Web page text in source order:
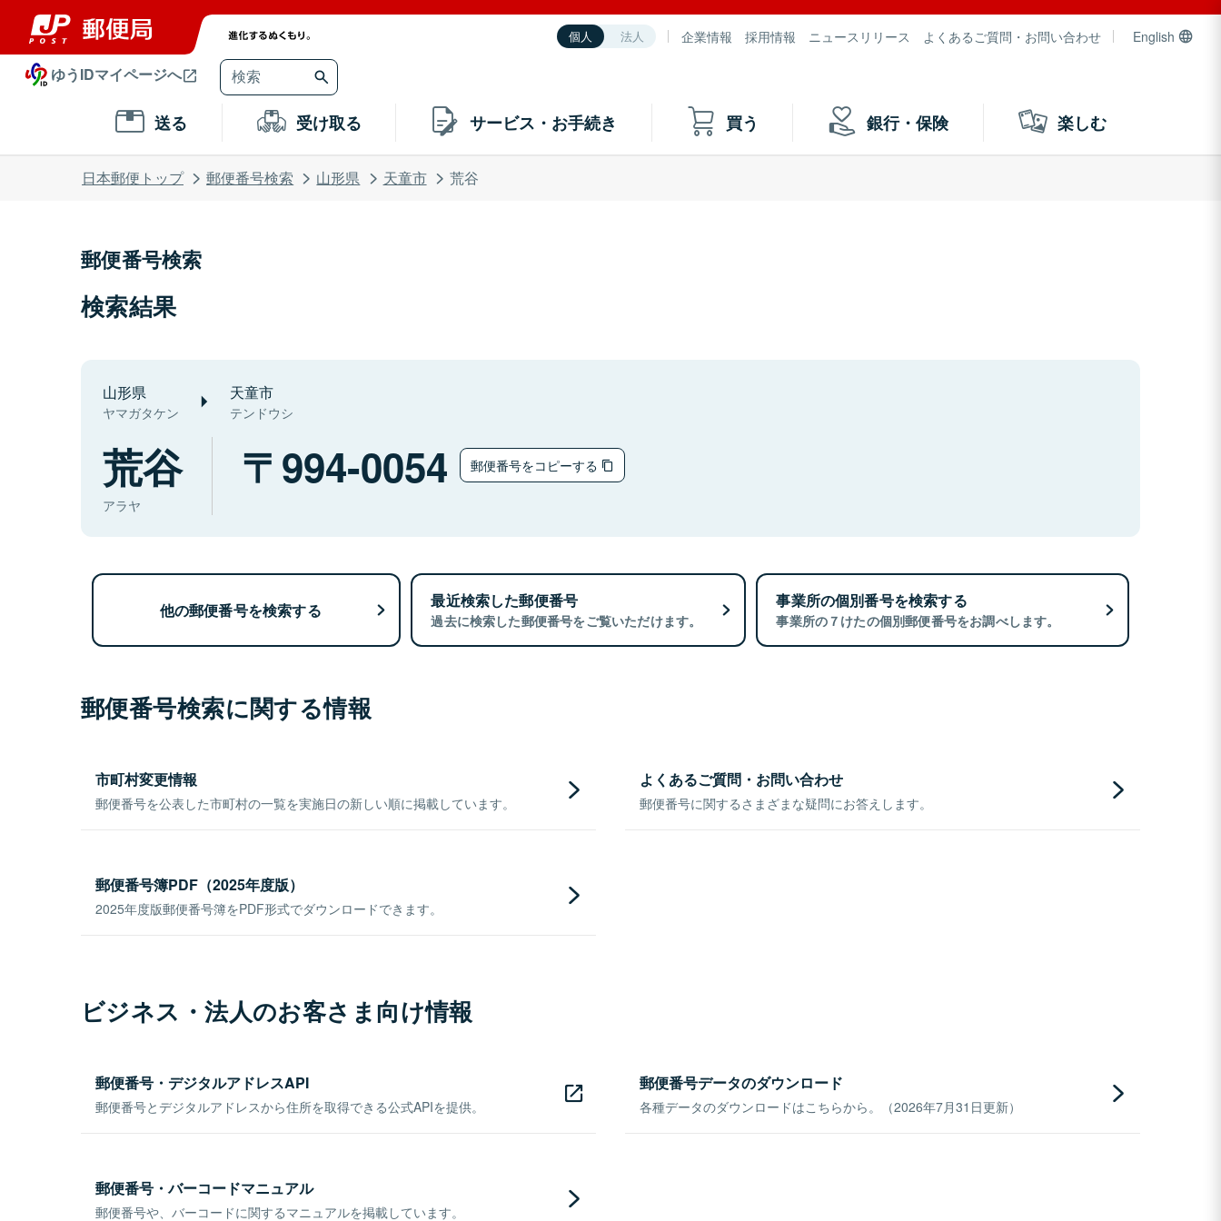
個人 法人 企業情報 採用情報 ニュースリリース よくあるご質問・お問い合わせ English
ゆうIDマイページへ
送る 受け取る サービス・お手続き 買う 銀行・保険 楽しむ
日本郵便トップ 郵便番号検索 山形県 天童市 荒谷
郵便番号検索
検索結果
山形県
ヤマガタケン
天童市
テンドウシ
荒谷
アラヤ
994-0054 郵便番号をコピーする
他の郵便番号を検索する 最近検索した郵便番号
過去に検索した郵便番号をご覧いただけます。
事業所の個別番号を検索する
事業所の７けたの個別郵便番号をお調べします。
郵便番号検索に関する情報
市町村変更情報
郵便番号を公表した市町村の一覧を実施日の新しい順に掲載しています。
よくあるご質問・お問い合わせ
郵便番号に関するさまざまな疑問にお答えします。
郵便番号簿PDF（2025年度版）
2025年度版郵便番号簿をPDF形式でダウンロードできます。
ビジネス・法人のお客さま向け情報
郵便番号・デジタルアドレスAPI
郵便番号とデジタルアドレスから住所を取得できる公式APIを提供。
郵便番号データのダウンロード
各種データのダウンロードはこちらから。（2026年7月31日更新）
郵便番号・バーコードマニュアル
郵便番号や、バーコードに関するマニュアルを掲載しています。